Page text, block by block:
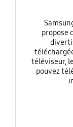
propose
téléviseur,
pouvez